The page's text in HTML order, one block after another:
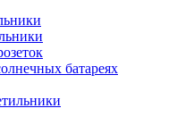
батареях